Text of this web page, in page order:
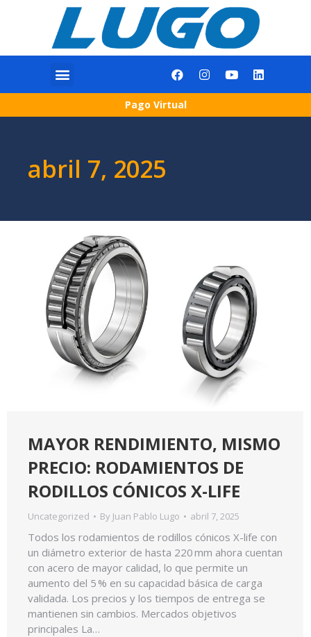
Pago Virtual
abril 7, 2025
MAYOR RENDIMIENTO, MISMO
PRECIO: RODAMIENTOS DE
RODILLOS CÓNICOS X-LIFE
Uncategorized By Juan Pablo Lugo abril 7, 2025
Todos los rodamientos de rodillos cónicos X-life con
un diámetro exterior de hasta 220 mm ahora cuentan
con acero de mayor calidad, lo que permite un
aumento del 5 % en su capacidad básica de carga
validada. Los precios y los tiempos de entrega se
mantienen sin cambios. Mercados objetivos
principales La…